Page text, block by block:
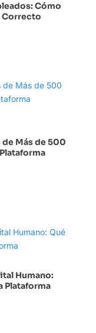
Cómo
Correcto
de Más de 500
Humano:
Plataforma